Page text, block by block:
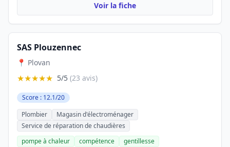
Voir la fiche
SAS Plouzennec
📍 Plovan
★★★★★ 5/5 (23 avis)
Score : 12.1/20
Plombier
Magasin d'électroménager
Service de réparation de chaudières
pompe à chaleur
compétence gentillesse